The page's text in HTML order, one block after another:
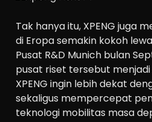
Tak hanya itu, XPENG juga
di Eropa semakin kokoh
Pusat R&D Munich bulan
pusat riset tersebut
XPENG ingin lebih dekat
sekaligus mempercepat
teknologi mobilitas masa